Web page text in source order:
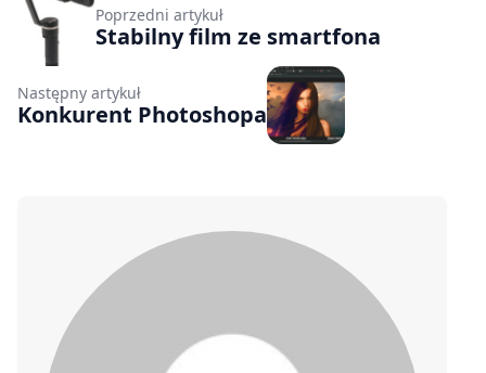
Poprzedni artykuł
Stabilny film ze smartfona
Następny artykuł
Konkurent Photoshopa